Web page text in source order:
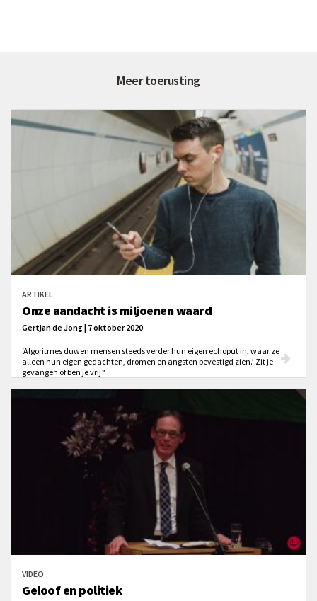
Meer toerusting
ARTIKEL
Onze aandacht is miljoenen waard
Gertjan de Jong | 7 oktober 2020
‘Algoritmes duwen mensen steeds verder hun eigen echoput in, waar ze
alleen hun eigen gedachten, dromen en angsten bevestigd zien.’ Zit je
gevangen of ben je vrij?
VIDEO
Geloof en politiek